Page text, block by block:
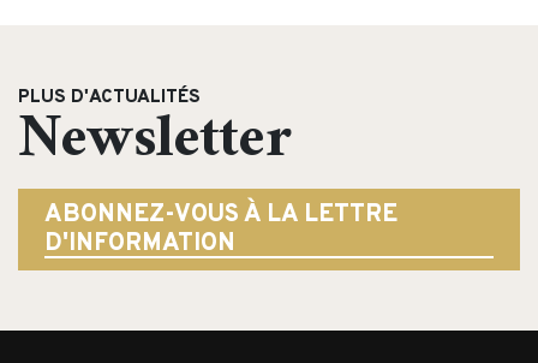
PLUS D'ACTUALITÉS
Newsletter
ABONNEZ-VOUS À LA LETTRE
D'INFORMATION